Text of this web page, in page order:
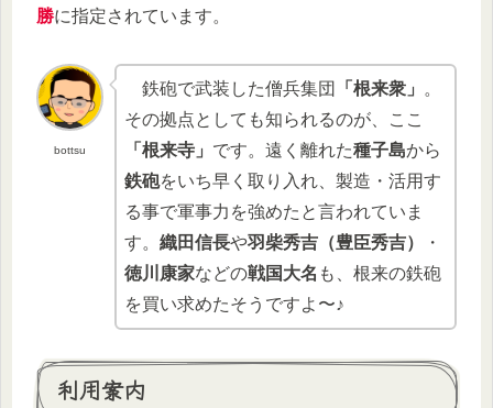
勝に指定されています。
bottsu
鉄砲で武装した僧兵集団 「根来衆」
。
その拠点としても知られるのが、ここ
「根来寺」 です。遠く離れた種子島から
鉄砲をいち早く取り入れ、製造・活用す
る事で軍事力を強めたと言われていま
す。織田信長や羽柴秀吉（豊臣秀吉）
・
徳川康家などの戦国大名 も、根来の鉄砲
を買い求めたそうですよ〜♪
利用案内